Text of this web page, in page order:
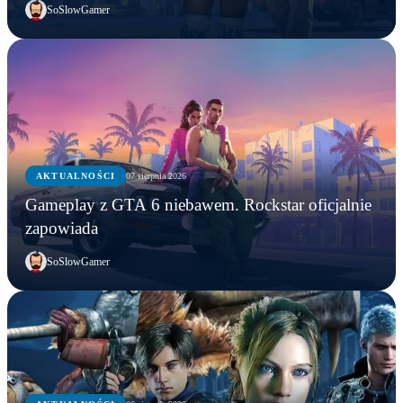
SoSlowGamer
AKTUALNOŚCI 07 sierpnia 2026
Gameplay z GTA 6 niebawem. Rockstar oficjalnie
zapowiada
SoSlowGamer